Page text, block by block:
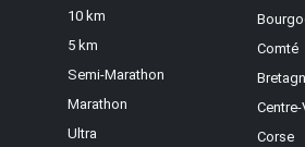
10 km
5 km
Semi-Marathon
Marathon
Ultra
Comté
Corse